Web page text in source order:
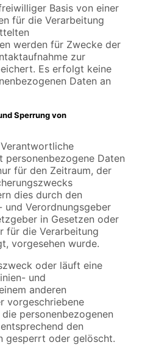
Basis von einer
für die Verarbeitung
werden für Zwecke der
zur
Es erfolgt keine
Daten an
Sperrung von
Daten
für den Zeitraum, der
dies durch den
und Verordnungsgeber
in Gesetzen oder
für die Verarbeitung
vorgesehen wurde.
oder läuft eine
und
anderen
vorgeschriebene
personenbezogenen
den
gesperrt oder gelöscht.